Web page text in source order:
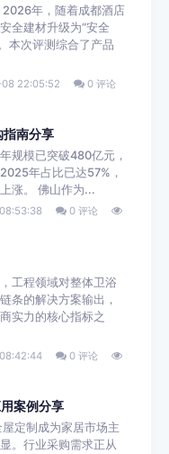
2026年，随着成都酒店
全建材升级为“安全
本次评测综合了产品
22:05:52
0 评论
指南分享
规模已突破480亿元，
年占比已达57%，
涨。 佛山作为...
0 评论
工程领域对整体卫浴
条的解决方案输出，
实力的核心指标之
0 评论
案例分享
定制成为家居市场主
。行业采购需求正从